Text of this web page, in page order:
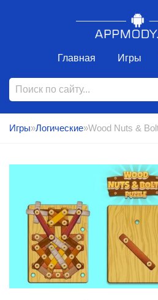
Главная Игры
Игры»Логические»Wood Nuts &